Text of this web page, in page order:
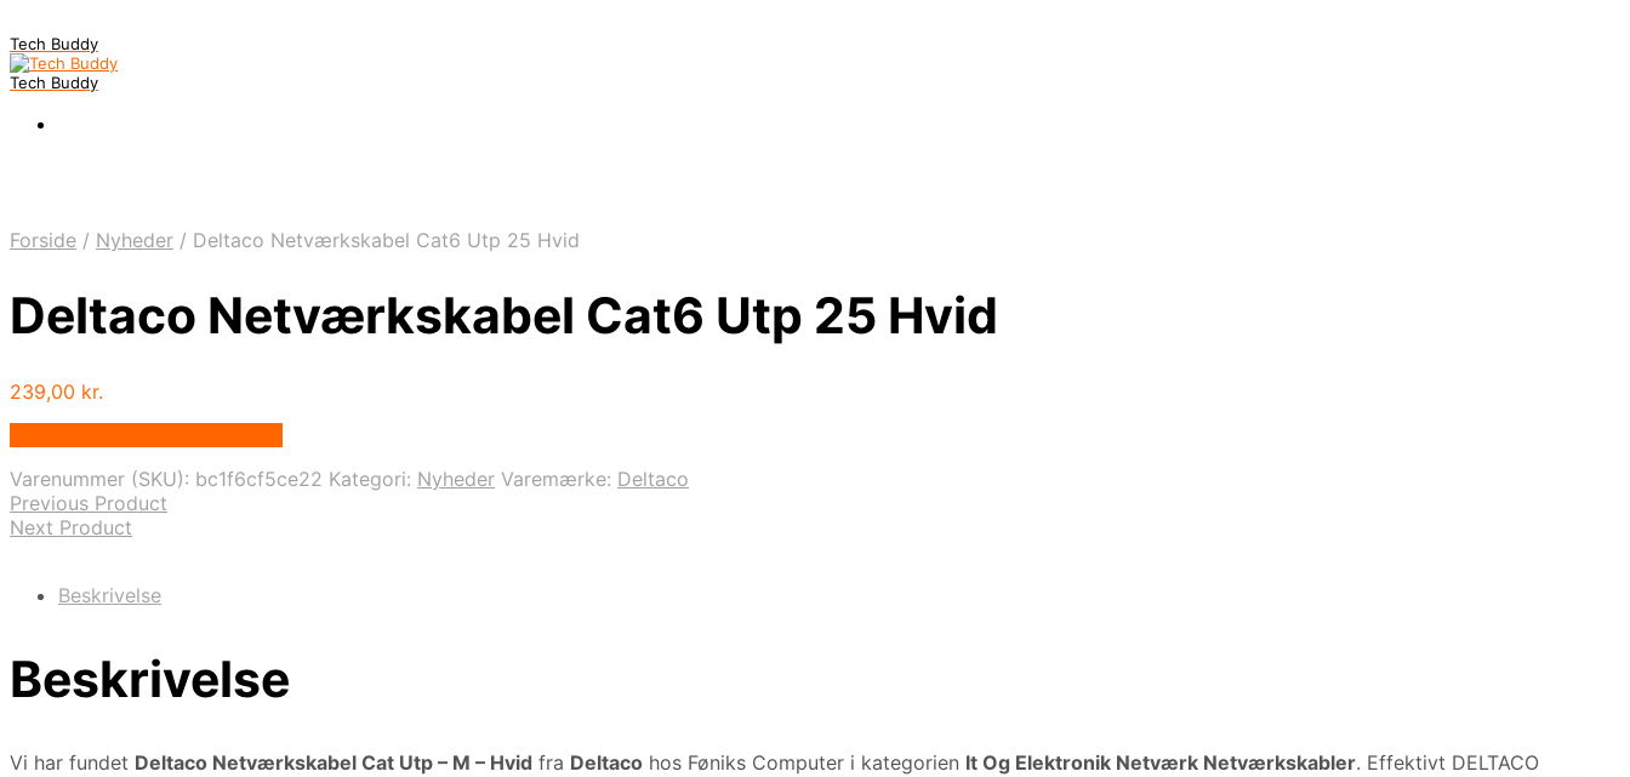
Tech Buddy
Tech Buddy
Forside / Nyheder / Deltaco Netværkskabel Cat6 Utp 25 Hvid
Deltaco Netværkskabel Cat6 Utp 25 Hvid
239,00 kr.
Varenummer (SKU): bc1f6cf5ce22 Kategori: Nyheder Varemærke: Deltaco
Previous Product
Next Product
Beskrivelse
Beskrivelse
Vi har fundet Deltaco Netværkskabel Cat Utp – M – Hvid fra Deltaco hos Føniks Computer i kategorien It Og Elektronik Netværk Netværkskabler. Effektivt DELTACO